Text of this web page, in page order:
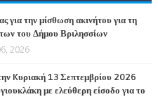
για την μίσθωση ακινήτου για τη
του Δήμου Βριλησσίων
2026
Kυριακή 13 Σεπτεμβρίου 2026
με ελεύθερη είσοδο για το